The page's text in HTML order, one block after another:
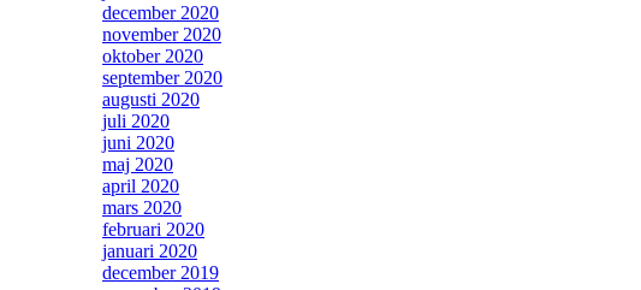
december 2020
november 2020
oktober 2020
september 2020
augusti 2020
juli 2020
juni 2020
maj 2020
april 2020
mars 2020
februari 2020
januari 2020
december 2019